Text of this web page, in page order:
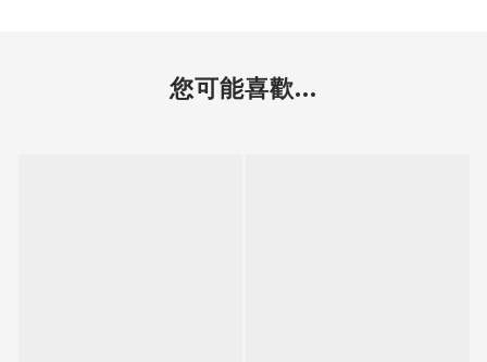
您可能喜歡...